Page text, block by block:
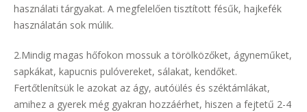
használati tárgyakat. A megfelelően tisztított fésűk, hajkefék
használatán sok múlik.
2.Mindig magas hőfokon mossuk a törölközőket, ágyneműket,
sapkákat, kapucnis pulóvereket, sálakat, kendőket.
Fertőtlenítsük le azokat az ágy, autóülés és széktámlákat,
amihez a gyerek még gyakran hozzáérhet, hiszen a fejtetű 2-4